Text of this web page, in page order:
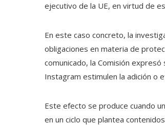
ejecutivo de la UE, en virtud de
En este caso concreto, la
obligaciones en materia de
comunicado, la Comisión
Instagram estimulen la adición o
Este efecto se produce cuando
en un ciclo que plantea